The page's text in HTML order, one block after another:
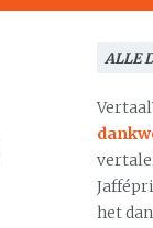
ALLE
het